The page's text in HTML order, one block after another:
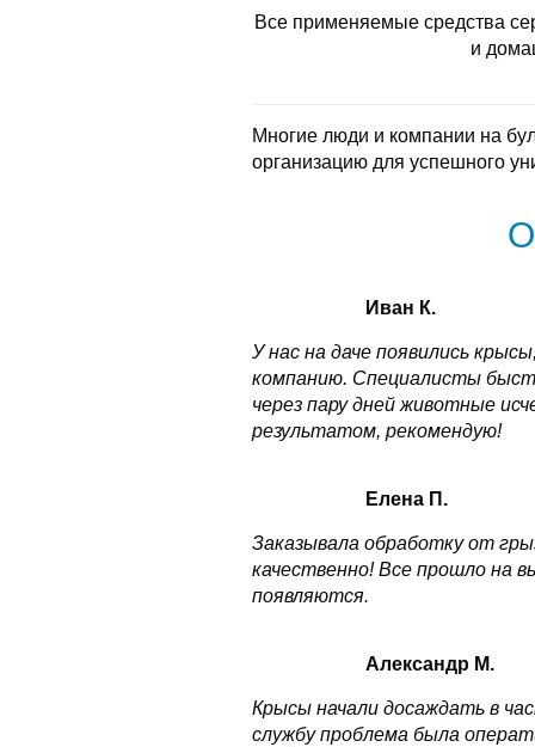
Все применяемые средства
и
Многие люди и компании на
организацию для успешного
Иван К.
У нас на даче появились
компанию. Специалисты
через пару дней животные
результатом, рекомендую!
Елена П.
Заказывала обработку от
качественно! Все прошло на
появляются.
Александр М.
Крысы начали досаждать в
службу проблема была